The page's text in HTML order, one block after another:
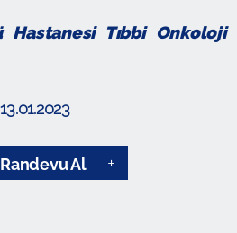
Hastanesi Tıbbi Onkoloji
13.01.2023
Randevu Al